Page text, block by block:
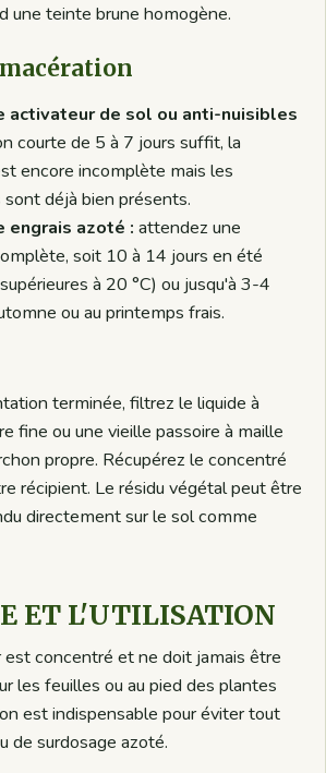
une teinte brune homogène.
activateur de sol ou anti-nuisibles
courte de 5 à 7 jours suffit, la
encore incomplète mais les
déjà bien présents.
engrais azoté : attendez une
soit 10 à 14 jours en été
à 20 °C) ou jusqu'à 3-4
ou au printemps frais.
terminée, filtrez le liquide à
fine ou une vieille passoire à maille
propre. Récupérez le concentré
récipient. Le résidu végétal peut être
directement sur le sol comme
ET L'UTILISATION
est concentré et ne doit jamais être
les feuilles ou au pied des plantes
est indispensable pour éviter tout
de surdosage azoté.